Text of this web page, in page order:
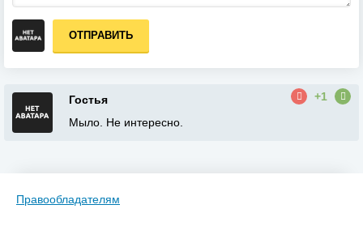
ОТПРАВИТЬ
Гостья
+1
Мыло. Не интересно.
Правообладателям